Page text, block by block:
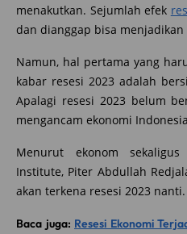
menakutkan. Sejumlah efek
dan dianggap bisa
Namun, hal pertama yang
kabar resesi 2023 adalah
Apalagi resesi 2023 belum
mengancam ekonomi
Menurut ekonom
Institute, Piter Abdullah
akan terkena resesi 2023 nanti.
Baca juga: Resesi Ekonomi